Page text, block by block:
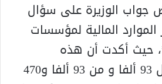
جواب الوزيرة على سؤال
المالية لمؤسسات
حيث أكدت أن هذه
المؤسسات تستقبل 93 ألفا و من 93 ألفا و470